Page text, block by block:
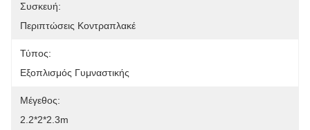
Συσκευή:
Περιπτώσεις Κοντραπλακέ
Τύπος:
Εξοπλισμός Γυμναστικής
Μέγεθος:
2.2*2*2.3m